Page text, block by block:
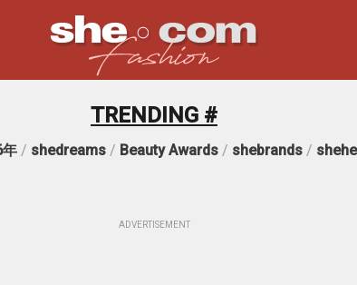
TRENDING #
/ shedreams/ Beauty Awards/ shebrands/
ADVERTISEMENT